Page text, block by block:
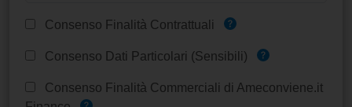
Consenso Finalità Contrattuali
Consenso Dati Particolari (Sensibili)
Consenso Finalità Commerciali di Ameconviene.it